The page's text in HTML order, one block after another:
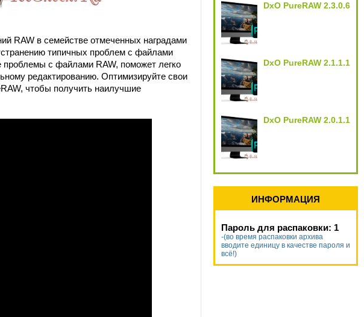
RAW в семействе отмеченных наградами
типичных проблем с файлами
проблемы с файлами RAW, поможет легко
редактированию. Оптимизируйте свои
чтобы получить наилучшие
DxO PureRAW 2.3.0.6
DxO PureRAW 2.1.1.1
DxO PureRAW 2.0.1.1
ИНФОРМАЦИЯ
Пароль для распаковки: 1
-(во время распаковки архива
вводите единицу в качестве пароля и
всё!)